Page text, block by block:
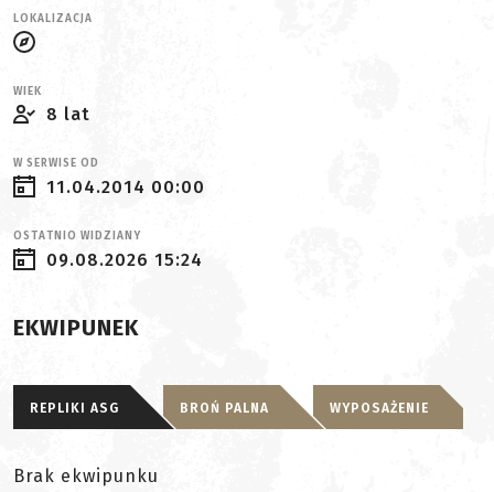
LOKALIZACJA
WIEK
8 lat
W SERWISE OD
11.04.2014 00:00
OSTATNIO WIDZIANY
09.08.2026 15:24
EKWIPUNEK
REPLIKI ASG BROŃ PALNA WYPOSAŻENIE
Brak ekwipunku